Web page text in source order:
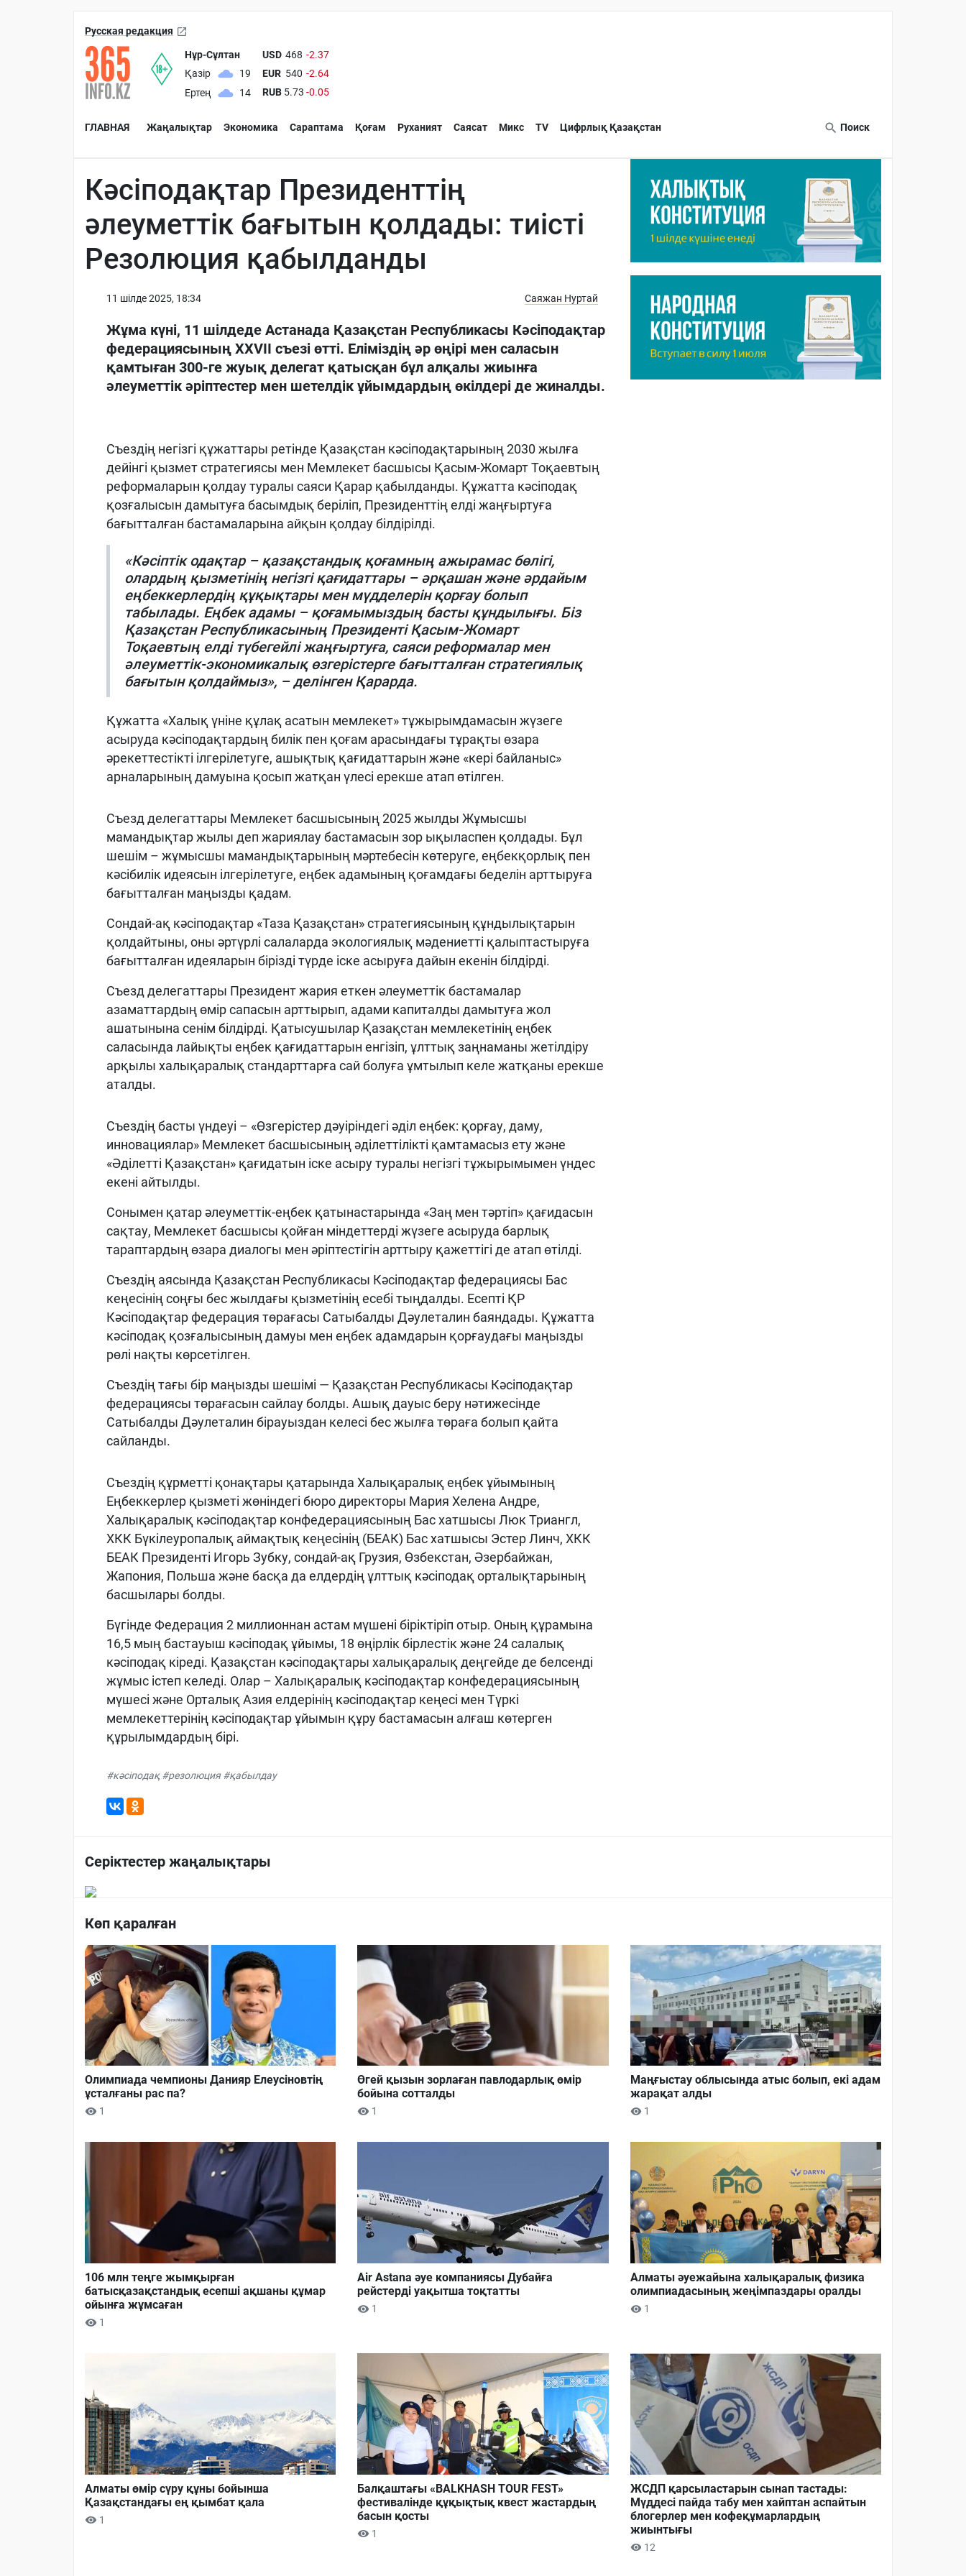
Русская редакция
Нұр-Сұлтан
Қазір
19
Ертең
14
USD 468 -2.37
EUR 540 -2.64
RUB 5.73 -0.05
ГЛАВНАЯ Жаңалықтар Экономика Сараптама Қоғам Руханият Саясат Микс TV Цифрлық Қазақстан Поиск
Кәсіподақтар Президенттің
әлеуметтік бағытын қолдады: тиісті
Резолюция қабылданды
11 шiлде 2025, 18:34 Саяжан Нуртай
Жұма күні, 11 шілдеде Астанада Қазақстан Республикасы Кәсіподақтар
федерациясының XXVII съезі өтті. Еліміздің әр өңірі мен саласын
қамтыған 300-ге жуық делегат қатысқан бұл алқалы жиынға
әлеуметтік әріптестер мен шетелдік ұйымдардың өкілдері де жиналды.
Съездің негізгі құжаттары ретінде Қазақстан кәсіподақтарының 2030 жылға
дейінгі қызмет стратегиясы мен Мемлекет басшысы Қасым-Жомарт Тоқаевтың
реформаларын қолдау туралы саяси Қарар қабылданды. Құжатта кәсіподақ
қозғалысын дамытуға басымдық беріліп, Президенттің елді жаңғыртуға
бағытталған бастамаларына айқын қолдау білдірілді.
«Кәсіптік одақтар – қазақстандық қоғамның ажырамас бөлігі,
олардың қызметінің негізгі қағидаттары – әрқашан және әрдайым
еңбеккерлердің құқықтары мен мүдделерін қорғау болып
табылады. Еңбек адамы – қоғамымыздың басты құндылығы. Біз
Қазақстан Республикасының Президенті Қасым-Жомарт
Тоқаевтың елді түбегейлі жаңғыртуға, саяси реформалар мен
әлеуметтік-экономикалық өзгерістерге бағытталған стратегиялық
бағытын қолдаймыз», – делінген Қарарда.
Құжатта «Халық үніне құлақ асатын мемлекет» тұжырымдамасын жүзеге
асыруда кәсіподақтардың билік пен қоғам арасындағы тұрақты өзара
әрекеттестікті ілгерілетуге, ашықтық қағидаттарын және «кері байланыс»
арналарының дамуына қосып жатқан үлесі ерекше атап өтілген.
Съезд делегаттары Мемлекет басшысының 2025 жылды Жұмысшы
мамандықтар жылы деп жариялау бастамасын зор ықыласпен қолдады. Бұл
шешім – жұмысшы мамандықтарының мәртебесін көтеруге, еңбекқорлық пен
кәсібилік идеясын ілгерілетуге, еңбек адамының қоғамдағы беделін арттыруға
бағытталған маңызды қадам.
Сондай-ақ кәсіподақтар «Таза Қазақстан» стратегиясының құндылықтарын
қолдайтыны, оны әртүрлі салаларда экологиялық мәдениетті қалыптастыруға
бағытталған идеяларын бірізді түрде іске асыруға дайын екенін білдірді.
Съезд делегаттары Президент жария еткен әлеуметтік бастамалар
азаматтардың өмір сапасын арттырып, адами капиталды дамытуға жол
ашатынына сенім білдірді. Қатысушылар Қазақстан мемлекетінің еңбек
саласында лайықты еңбек қағидаттарын енгізіп, ұлттық заңнаманы жетілдіру
арқылы халықаралық стандарттарға сай болуға ұмтылып келе жатқаны ерекше
аталды.
Съездің басты үндеуі – «Өзгерістер дәуіріндегі әділ еңбек: қорғау, даму,
инновациялар» Мемлекет басшысының әділеттілікті қамтамасыз ету және
«Әділетті Қазақстан» қағидатын іске асыру туралы негізгі тұжырымымен үндес
екені айтылды.
Сонымен қатар әлеуметтік-еңбек қатынастарында «Заң мен тәртіп» қағидасын
сақтау, Мемлекет басшысы қойған міндеттерді жүзеге асыруда барлық
тараптардың өзара диалогы мен әріптестігін арттыру қажеттігі де атап өтілді.
Съездің аясында Қазақстан Республикасы Кәсіподақтар федерациясы Бас
кеңесінің соңғы бес жылдағы қызметінің есебі тыңдалды. Есепті ҚР
Кәсіподақтар федерация төрағасы Сатыбалды Дәулеталин баяндады. Құжатта
кәсіподақ қозғалысының дамуы мен еңбек адамдарын қорғаудағы маңызды
рөлі нақты көрсетілген.
Съездің тағы бір маңызды шешімі — Қазақстан Республикасы Кәсіподақтар
федерациясы төрағасын сайлау болды. Ашық дауыс беру нәтижесінде
Сатыбалды Дәулеталин бірауыздан келесі бес жылға төраға болып қайта
сайланды.
Съездің құрметті қонақтары қатарында Халықаралық еңбек ұйымының
Еңбеккерлер қызметі жөніндегі бюро директоры Мария Хелена Андре,
Халықаралық кәсіподақтар конфедерациясының Бас хатшысы Люк Триангл,
ХКК Бүкілеуропалық аймақтық кеңесінің (БЕАК) Бас хатшысы Эстер Линч, ХКК
БЕАК Президенті Игорь Зубку, сондай-ақ Грузия, Өзбекстан, Әзербайжан,
Жапония, Польша және басқа да елдердің ұлттық кәсіподақ орталықтарының
басшылары болды.
Бүгінде Федерация 2 миллионнан астам мүшені біріктіріп отыр. Оның құрамына
16,5 мың бастауыш кәсіподақ ұйымы, 18 өңірлік бірлестік және 24 салалық
кәсіподақ кіреді. Қазақстан кәсіподақтары халықаралық деңгейде де белсенді
жұмыс істеп келеді. Олар – Халықаралық кәсіподақтар конфедерациясының
мүшесі және Орталық Азия елдерінің кәсіподақтар кеңесі мен Түркі
мемлекеттерінің кәсіподақтар ұйымын құру бастамасын алғаш көтерген
құрылымдардың бірі.
#кәсіподақ #резолюция #қабылдау
Серіктестер жаңалықтары
Көп қаралған
Олимпиада чемпионы Данияр Елеусіновтің
ұсталғаны рас па?
1
Өгей қызын зорлаған павлодарлық өмір
бойына сотталды
1
Маңғыстау облысында атыс болып, екі адам
жарақат алды
1
106 млн теңге жымқырған
батысқазақстандық есепші ақшаны құмар
ойынға жұмсаған
1
Air Astana әуе компаниясы Дубайға
рейстерді уақытша тоқтатты
1
Алматы әуежайына халықаралық физика
олимпиадасының жеңімпаздары оралды
1
Алматы өмір сүру құны бойынша
Қазақстандағы ең қымбат қала
1
Балқаштағы «BALKHASH TOUR FEST»
фестивалінде құқықтық квест жастардың
басын қосты
1
ЖСДП қарсыластарын сынап тастады:
Мүддесі пайда табу мен хайптан аспайтын
блогерлер мен кофеқұмарлардың
жиынтығы
12